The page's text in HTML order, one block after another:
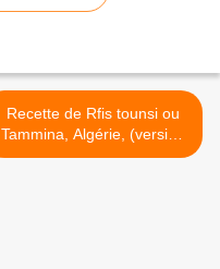
Recette de Rfis tounsi ou
Tammina, Algérie, (version
écrite) >